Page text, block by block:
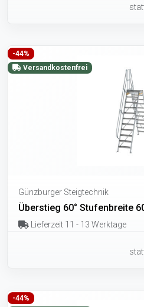
-44%
Versandkostenfrei
Günzburger Steigtechnik
Überstieg 60° Stufenbreite
Lieferzeit 11 - 13 Werktage
-44%